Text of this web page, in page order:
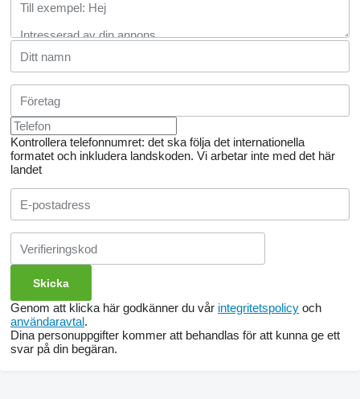
Kontrollera telefonnumret: det ska följa det internationella
formatet och inkludera landskoden. Vi arbetar inte med det här
landet
Genom att klicka här godkänner du vår integritetspolicy och
användaravtal.
Dina personuppgifter kommer att behandlas för att kunna ge ett
svar på din begäran.